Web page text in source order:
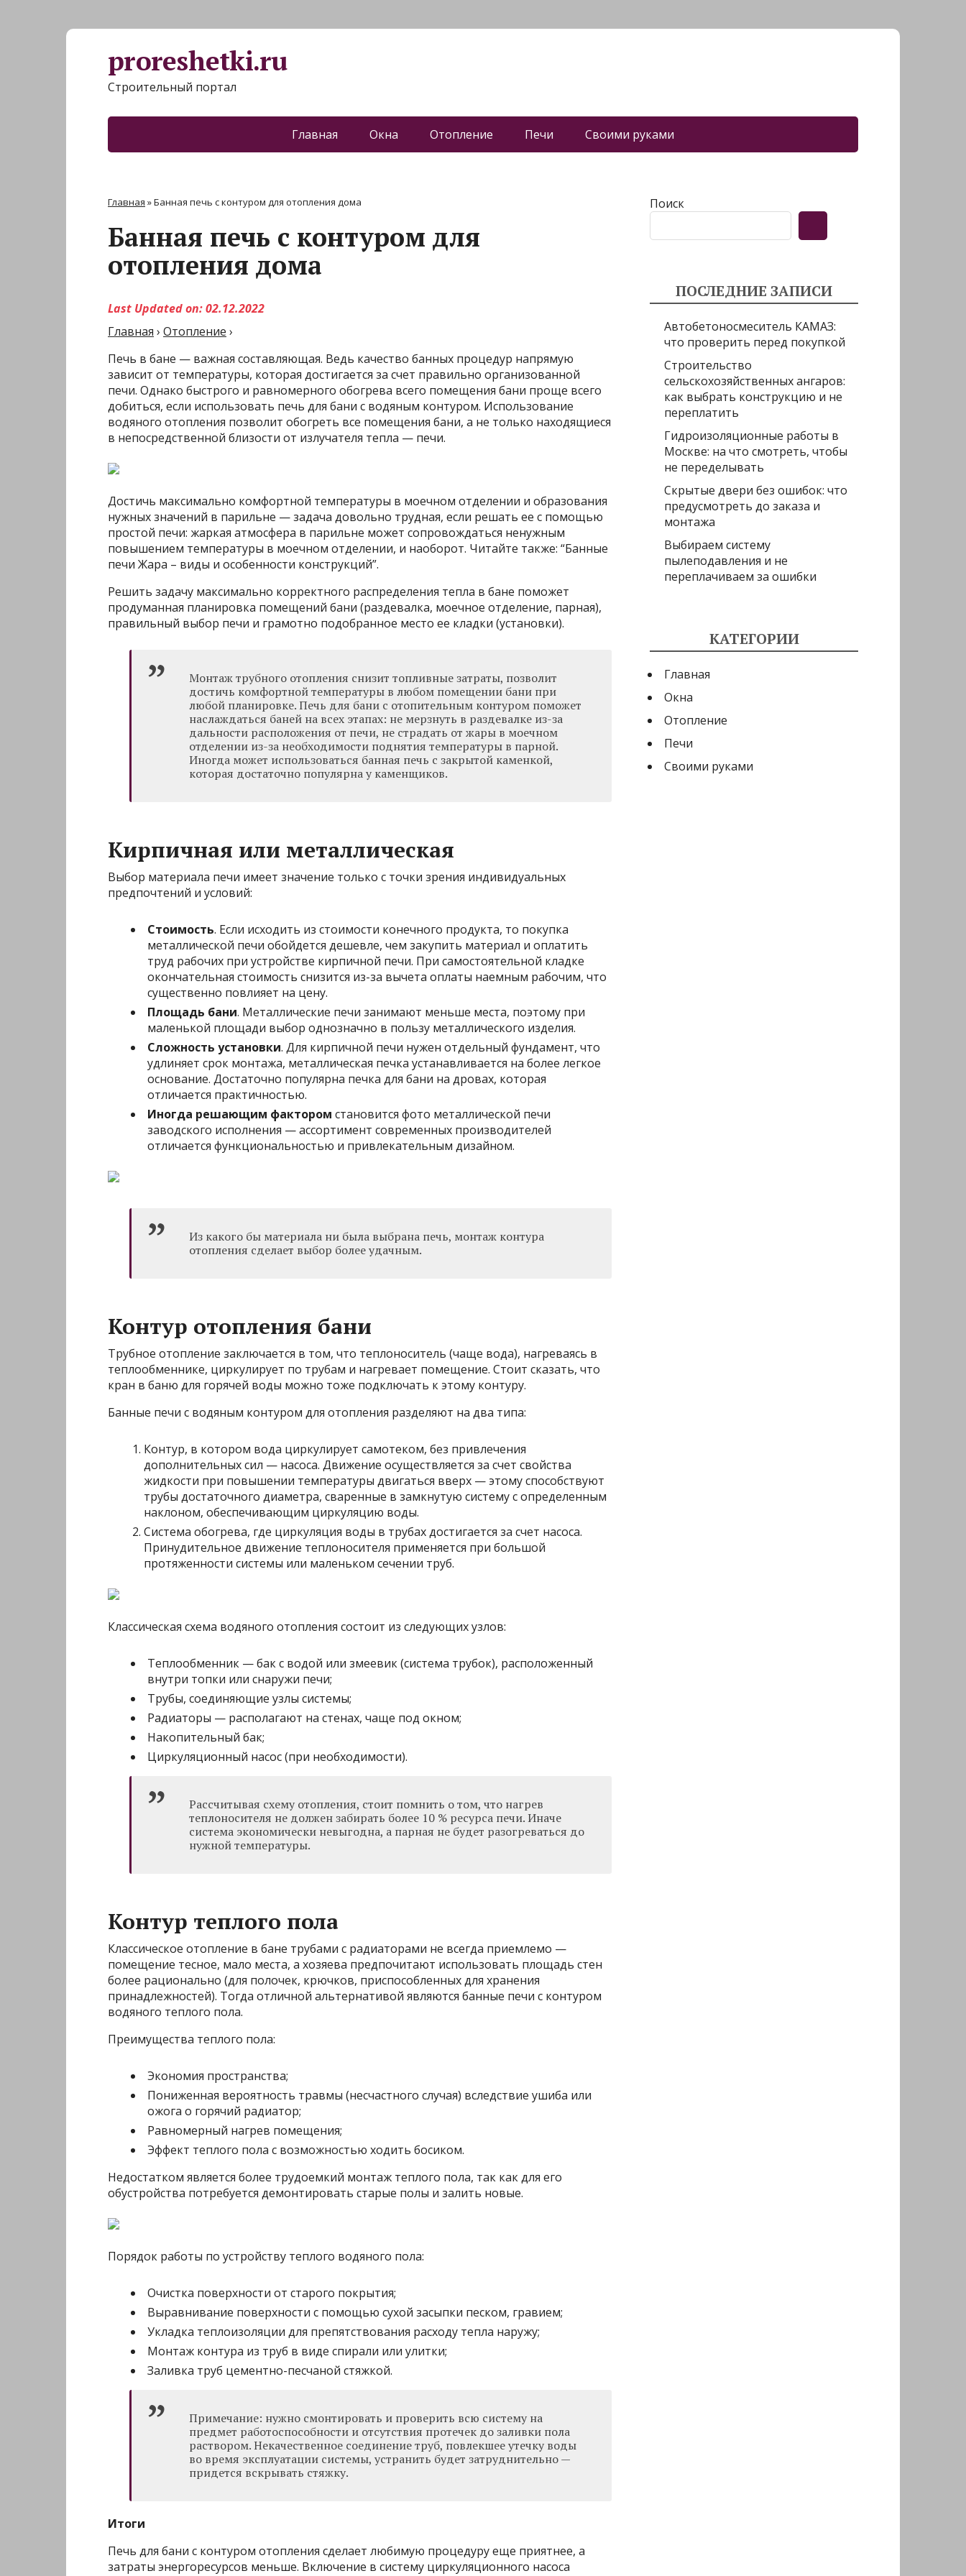
proreshetki.ru
Строительный портал
Главная Окна Отопление Печи Своими руками
Главная »Банная печь с контуром для отопления дома
Банная печь с контуром для
отопления дома
Last Updated on: 02.12.2022
Главная › Отопление ›
Печь в бане — важная составляющая. Ведь качество банных процедур напрямую
зависит от температуры, которая достигается за счет правильно организованной
печи. Однако быстрого и равномерного обогрева всего помещения бани проще всего
добиться, если использовать печь для бани с водяным контуром. Использование
водяного отопления позволит обогреть все помещения бани, а не только находящиеся
в непосредственной близости от излучателя тепла — печи.
Достичь максимально комфортной температуры в моечном отделении и образования
нужных значений в парильне — задача довольно трудная, если решать ее с помощью
простой печи: жаркая атмосфера в парильне может сопровождаться ненужным
повышением температуры в моечном отделении, и наоборот. Читайте также: “Банные
печи Жара – виды и особенности конструкций”.
Решить задачу максимально корректного распределения тепла в бане поможет
продуманная планировка помещений бани (раздевалка, моечное отделение, парная),
правильный выбор печи и грамотно подобранное место ее кладки (установки).
Монтаж трубного отопления снизит топливные затраты, позволит
достичь комфортной температуры в любом помещении бани при
любой планировке. Печь для бани с отопительным контуром поможет
наслаждаться баней на всех этапах: не мерзнуть в раздевалке из-за
дальности расположения от печи, не страдать от жары в моечном
отделении из-за необходимости поднятия температуры в парной.
Иногда может использоваться банная печь с закрытой каменкой,
которая достаточно популярна у каменщиков.
Кирпичная или металлическая
Выбор материала печи имеет значение только с точки зрения индивидуальных
предпочтений и условий:
Стоимость. Если исходить из стоимости конечного продукта, то покупка
металлической печи обойдется дешевле, чем закупить материал и оплатить
труд рабочих при устройстве кирпичной печи. При самостоятельной кладке
окончательная стоимость снизится из-за вычета оплаты наемным рабочим, что
существенно повлияет на цену.
Площадь бани. Металлические печи занимают меньше места, поэтому при
маленькой площади выбор однозначно в пользу металлического изделия.
Сложность установки. Для кирпичной печи нужен отдельный фундамент, что
удлиняет срок монтажа, металлическая печка устанавливается на более легкое
основание. Достаточно популярна печка для бани на дровах, которая
отличается практичностью.
Иногда решающим фактором становится фото металлической печи
заводского исполнения — ассортимент современных производителей
отличается функциональностью и привлекательным дизайном.
Из какого бы материала ни была выбрана печь, монтаж контура
отопления сделает выбор более удачным.
Контур отопления бани
Трубное отопление заключается в том, что теплоноситель (чаще вода), нагреваясь в
теплообменнике, циркулирует по трубам и нагревает помещение. Стоит сказать, что
кран в баню для горячей воды можно тоже подключать к этому контуру.
Банные печи с водяным контуром для отопления разделяют на два типа:
Контур, в котором вода циркулирует самотеком, без привлечения
дополнительных сил — насоса. Движение осуществляется за счет свойства
жидкости при повышении температуры двигаться вверх — этому способствуют
трубы достаточного диаметра, сваренные в замкнутую систему с определенным
наклоном, обеспечивающим циркуляцию воды.
Система обогрева, где циркуляция воды в трубах достигается за счет насоса.
Принудительное движение теплоносителя применяется при большой
протяженности системы или маленьком сечении труб.
Классическая схема водяного отопления состоит из следующих узлов:
Теплообменник — бак с водой или змеевик (система трубок), расположенный
внутри топки или снаружи печи;
Трубы, соединяющие узлы системы;
Радиаторы — располагают на стенах, чаще под окном;
Накопительный бак;
Циркуляционный насос (при необходимости).
Рассчитывая схему отопления, стоит помнить о том, что нагрев
теплоносителя не должен забирать более 10 % ресурса печи. Иначе
система экономически невыгодна, а парная не будет разогреваться до
нужной температуры.
Контур теплого пола
Классическое отопление в бане трубами с радиаторами не всегда приемлемо —
помещение тесное, мало места, а хозяева предпочитают использовать площадь стен
более рационально (для полочек, крючков, приспособленных для хранения
принадлежностей). Тогда отличной альтернативой являются банные печи с контуром
водяного теплого пола.
Преимущества теплого пола:
Экономия пространства;
Пониженная вероятность травмы (несчастного случая) вследствие ушиба или
ожога о горячий радиатор;
Равномерный нагрев помещения;
Эффект теплого пола с возможностью ходить босиком.
Недостатком является более трудоемкий монтаж теплого пола, так как для его
обустройства потребуется демонтировать старые полы и залить новые.
Порядок работы по устройству теплого водяного пола:
Очистка поверхности от старого покрытия;
Выравнивание поверхности с помощью сухой засыпки песком, гравием;
Укладка теплоизоляции для препятствования расходу тепла наружу;
Монтаж контура из труб в виде спирали или улитки;
Заливка труб цементно-песчаной стяжкой.
Примечание: нужно смонтировать и проверить всю систему на
предмет работоспособности и отсутствия протечек до заливки пола
раствором. Некачественное соединение труб, повлекшее утечку воды
во время эксплуатации системы, устранить будет затруднительно —
придется вскрывать стяжку.
Итоги
Печь для бани с контуром отопления сделает любимую процедуру еще приятнее, а
затраты энергоресурсов меньше. Включение в систему циркуляционного насоса
Поиск
ПОСЛЕДНИЕ ЗАПИСИ
Автобетоносмеситель КАМАЗ:
что проверить перед покупкой
Строительство
сельскохозяйственных ангаров:
как выбрать конструкцию и не
переплатить
Гидроизоляционные работы в
Москве: на что смотреть, чтобы
не переделывать
Скрытые двери без ошибок: что
предусмотреть до заказа и
монтажа
Выбираем систему
пылеподавления и не
переплачиваем за ошибки
КАТЕГОРИИ
Главная
Окна
Отопление
Печи
Своими руками